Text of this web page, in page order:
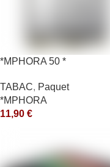
*MPHORA 50 *
TABAC, Paquet
*MPHORA
11,90 €